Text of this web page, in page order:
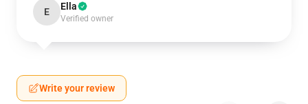
E Ella
Verified owner
Write your review